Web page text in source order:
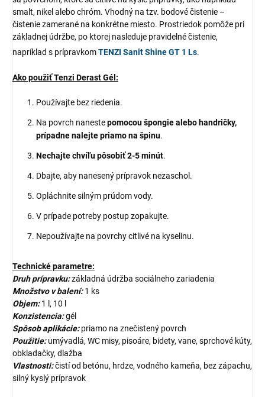
smalt, nikel alebo chróm. Vhodný na tzv. bodové čistenie –
čistenie zamerané na konkrétne miesto. Prostriedok pomôže pri
základnej údržbe, po ktorej nasleduje pravidelné čistenie,
napríklad s prípravkomTENZI Sanit Shine GT 1 Ls.
Ako použiť Tenzi Derast Gél:
Používajte bez riedenia.
Na povrch nanestepomocou špongie alebo handričky,
prípadne nalejte priamo na špinu.
Nechajte chvíľu pôsobiť 2-5 minút.
Dbajte, aby nanesený prípravok nezaschol.
Opláchnite silným prúdom vody.
V prípade potreby postup zopakujte.
Nepoužívajte na povrchy citlivé na kyselinu.
Technické parametre:
Druh prípravku:základná údržba sociálneho zariadenia
Množstvo v balení:1 ks
Objem:1 l, 10 l
Konzistencia:gél
Spôsob aplikácie:priamo na znečistený povrch
Použitie:umývadlá, WC misy, pisoáre, bidety, vane, sprchové kúty,
obkladačky, dlažba
Vlastnosti:čistí od betónu, hrdze, vodného kameňa, bez zápachu,
silný kyslý prípravok